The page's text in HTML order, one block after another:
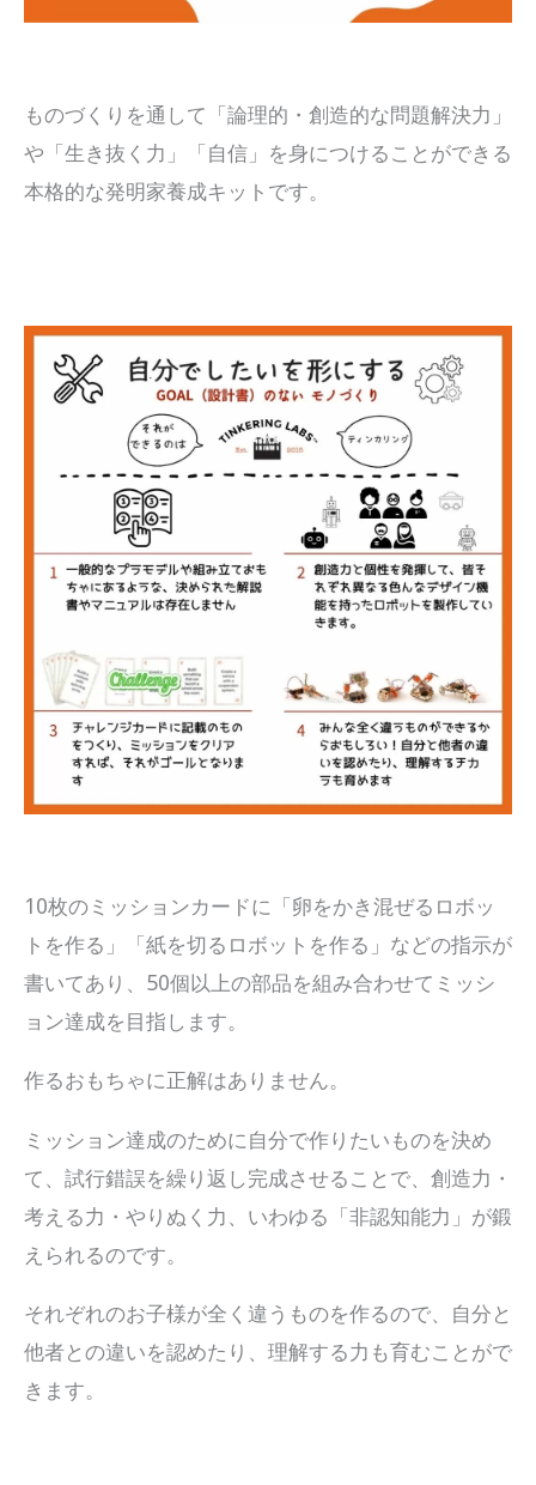
ものづくりを通して「論理的・創造的な問題解決力」
や「生き抜く力」「自信」を身につけることができる
本格的な発明家養成キットです。
10枚のミッションカードに「卵をかき混ぜるロボッ
トを作る」「紙を切るロボットを作る」などの指示が
書いてあり、50個以上の部品を組み合わせてミッシ
ョン達成を目指します。
作るおもちゃに正解はありません。
ミッション達成のために自分で作りたいものを決め
て、試行錯誤を繰り返し完成させることで、創造力・
考える力・やりぬく力、いわゆる「非認知能力」が鍛
えられるのです。
それぞれのお子様が全く違うものを作るので、自分と
他者との違いを認めたり、理解する力も育むことがで
きます。